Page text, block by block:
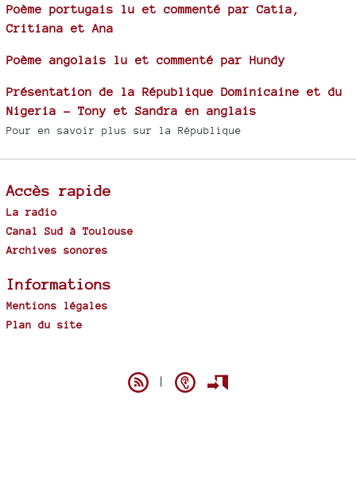
Poème portugais lu et commenté par Catia,
Critiana et Ana
Poème angolais lu et commenté par Hundy
Présentation de la République Dominicaine et du
Nigeria - Tony et Sandra en anglais
Pour en savoir plus sur la République
Accès rapide
La radio
Canal Sud à Toulouse
Archives sonores
Informations
Mentions légales
Plan du site
|